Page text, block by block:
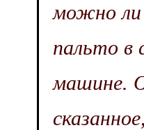
можно
пальто в
машине.